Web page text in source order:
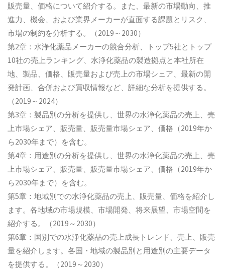
販売量、価格について紹介する。また、最新の市場動向、推
進力、機会、および業界メーカーが直面する課題とリスク、
市場の制約を分析する。（2019～2030）
第2章：水浄化薬品メーカーの競合分析、トップ5社とトップ
10社の売上ランキング、水浄化薬品の製造拠点と本社所在
地、製品、価格、販売量および売上の市場シェア、最新の開
発計画、合併および買収情報など、詳細な分析を提供する。
（2019～2024）
第3章：製品別の分析を提供し、世界の水浄化薬品の売上、売
上市場シェア、販売量、販売量市場シェア、価格（2019年か
ら2030年まで）を含む。
第4章：用途別の分析を提供し、世界の水浄化薬品の売上、売
上市場シェア、販売量、販売量市場シェア、価格（2019年か
ら2030年まで）を含む。
第5章：地域別での水浄化薬品の売上、販売量、価格を紹介し
ます。各地域の市場規模、市場開発、将来展望、市場空間を
紹介する。（2019～2030）
第6章：国別での水浄化薬品の売上成長トレンド、売上、販売
量を紹介します。各国・地域の製品別と用途別の主要データ
を提供する。（2019～2030）